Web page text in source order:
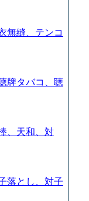
無縫、テンコ
牌タバコ、聴
、天和、対
落とし、対子